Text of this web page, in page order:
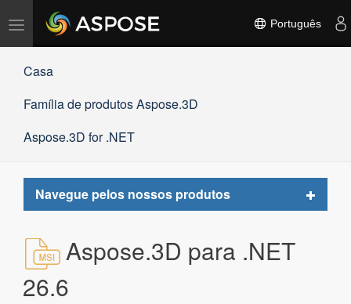
Alternar
navegação
Português
Casa
Família de produtos Aspose.3D
Aspose.3D for .NET
Navegue pelos nossos produtos
Toggle
Aspose.3D para .NET
26.6